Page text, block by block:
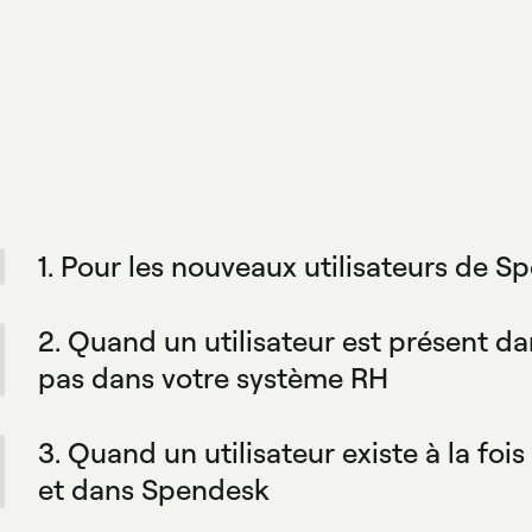
1. Pour les nouveaux utilisateurs de
pour vos équipes et fait correspondre leurs règles
dépense.
2. Quand un utilisateur est présent
pas dans votre système RH
votre outil de rester la seule source de vérité. Vous
ajouter manuellement.
3. Quand un utilisateur existe à la
et dans Spendesk